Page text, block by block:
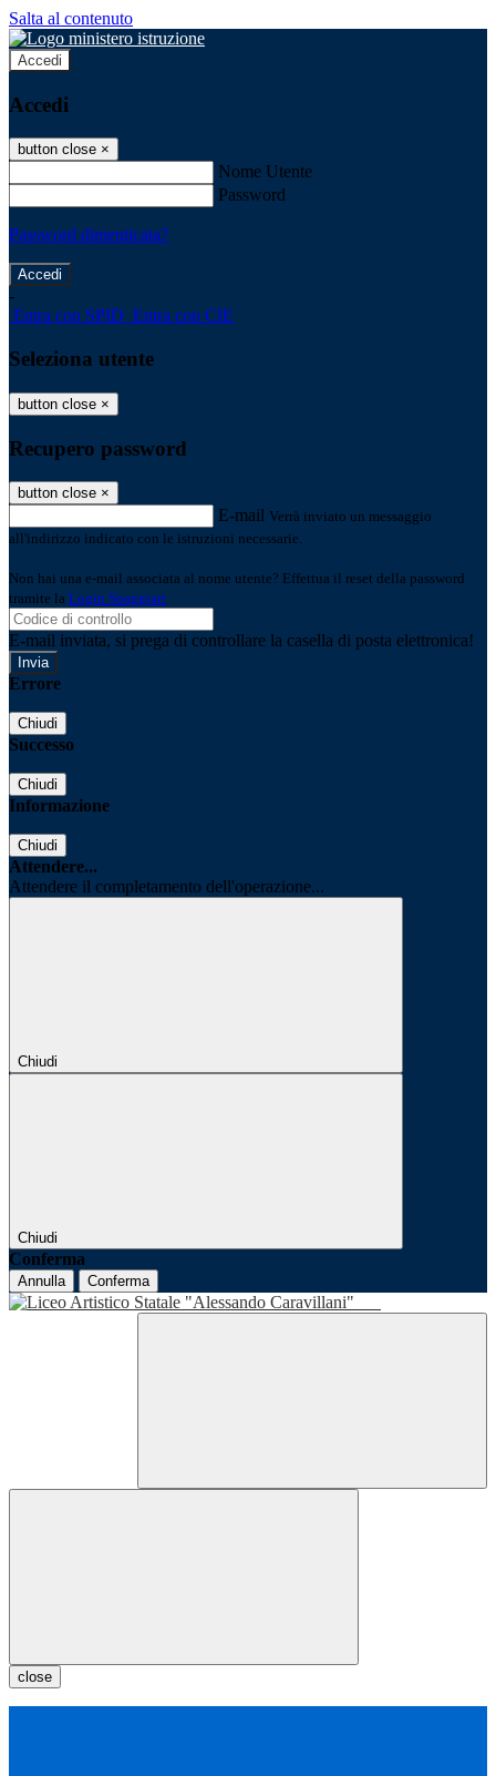
Salta al contenuto
Accedi
Accedi
button close ×
Nome Utente
Password
Password dimenticata?
-
Entra con SPID Entra con CIE
Seleziona utente
button close ×
Recupero password
button close ×
E-mail Verrà inviato un messaggio
all'indirizzo indicato con le istruzioni necessarie.
Non hai una e-mail associata al nome utente? Effettua il reset della password
tramite la Login Spaggiari
E-mail inviata, si prega di controllare la casella di posta elettronica!
Errore
Chiudi
Successo
Chiudi
Informazione
Chiudi
Attendere...
Attendere il completamento dell'operazione...
Chiudi
Chiudi
Conferma
Annulla Conferma
close